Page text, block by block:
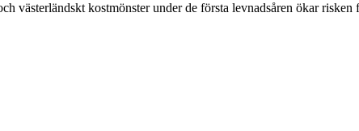
västerländskt kostmönster under de första levnadsåren ökar risken